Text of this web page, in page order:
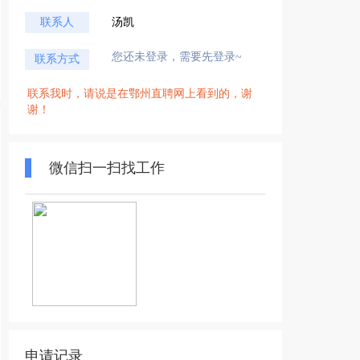
联系人 汤凯
联系方式 您还未登录，需要先登录~
联系我时，请说是在鄂州直聘网上看到的，谢
谢！
微信扫一扫找工作
申请记录